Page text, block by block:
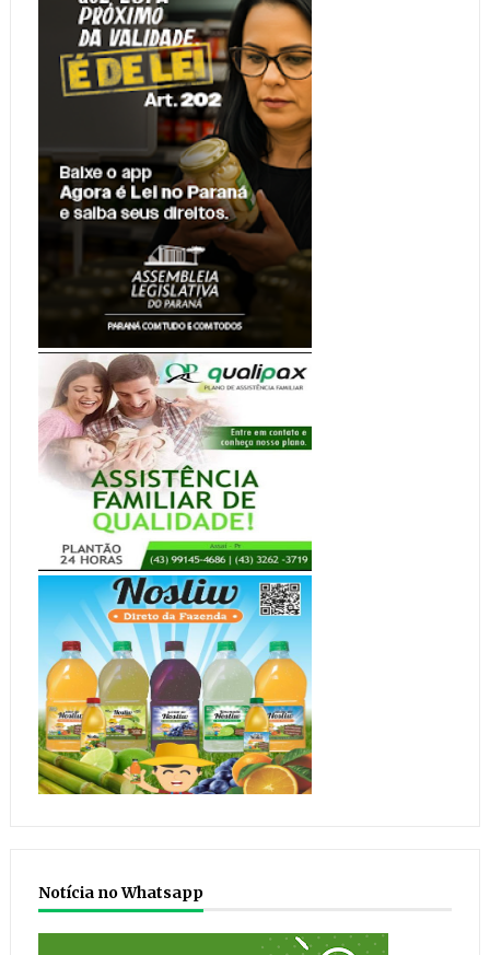
Notícia no Whatsapp